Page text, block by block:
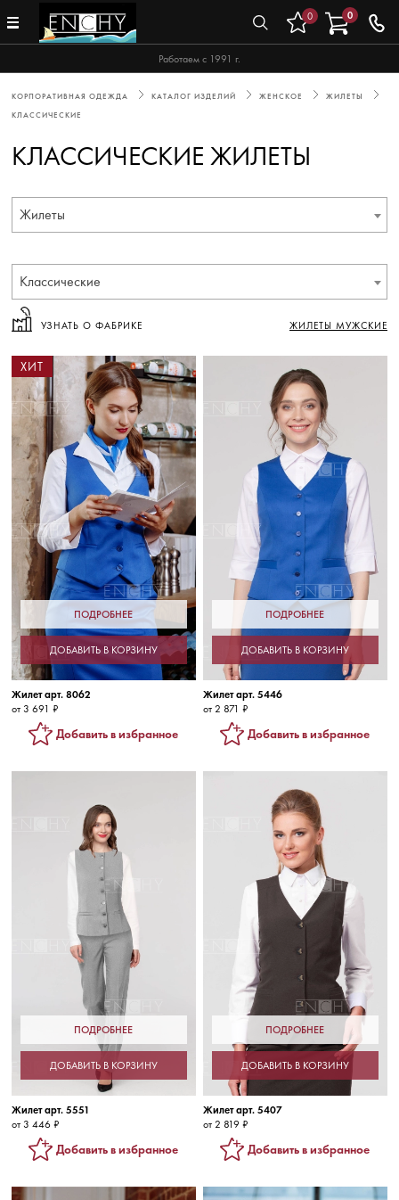
Работаем с 1991 г.
0 0
КОРПОРАТИВНАЯ ОДЕЖДА КАТАЛОГ ИЗДЕЛИЙ ЖЕНСКОЕ
ЖИЛЕТЫ
КЛАССИЧЕСКИЕ
КЛАССИЧЕСКИЕ ЖИЛЕТЫ
Жилеты
Классические
УЗНАТЬ О ФАБРИКЕ ЖИЛЕТЫ МУЖСКИЕ
ПОДРОБНЕЕ
ДОБАВИТЬ В КОРЗИНУ
ХИТ
Жилет арт. 8062
от 3 691 ₽
Добавить в избранное
ПОДРОБНЕЕ
ДОБАВИТЬ В КОРЗИНУ
Жилет арт. 5446
от 2 871 ₽
Добавить в избранное
ПОДРОБНЕЕ
ДОБАВИТЬ В КОРЗИНУ
Жилет арт. 5551
от 3 446 ₽
Добавить в избранное
ПОДРОБНЕЕ
ДОБАВИТЬ В КОРЗИНУ
Жилет арт. 5407
от 2 819 ₽
Добавить в избранное